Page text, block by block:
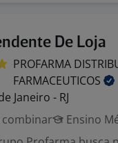
De Loja
PROFARMA
FARMACEUTICOS
Janeiro - RJ
combinar
Ensino